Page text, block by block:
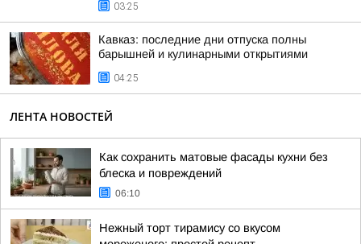
03:25
Кавказ: последние дни отпуска полны
барышней и кулинарными открытиями
04:25
ЛЕНТА НОВОСТЕЙ
Как сохранить матовые фасады кухни без
блеска и повреждений
06:10
Нежный торт тирамису со вкусом